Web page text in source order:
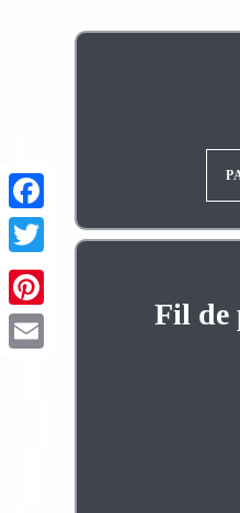
Pinterest
Fil de